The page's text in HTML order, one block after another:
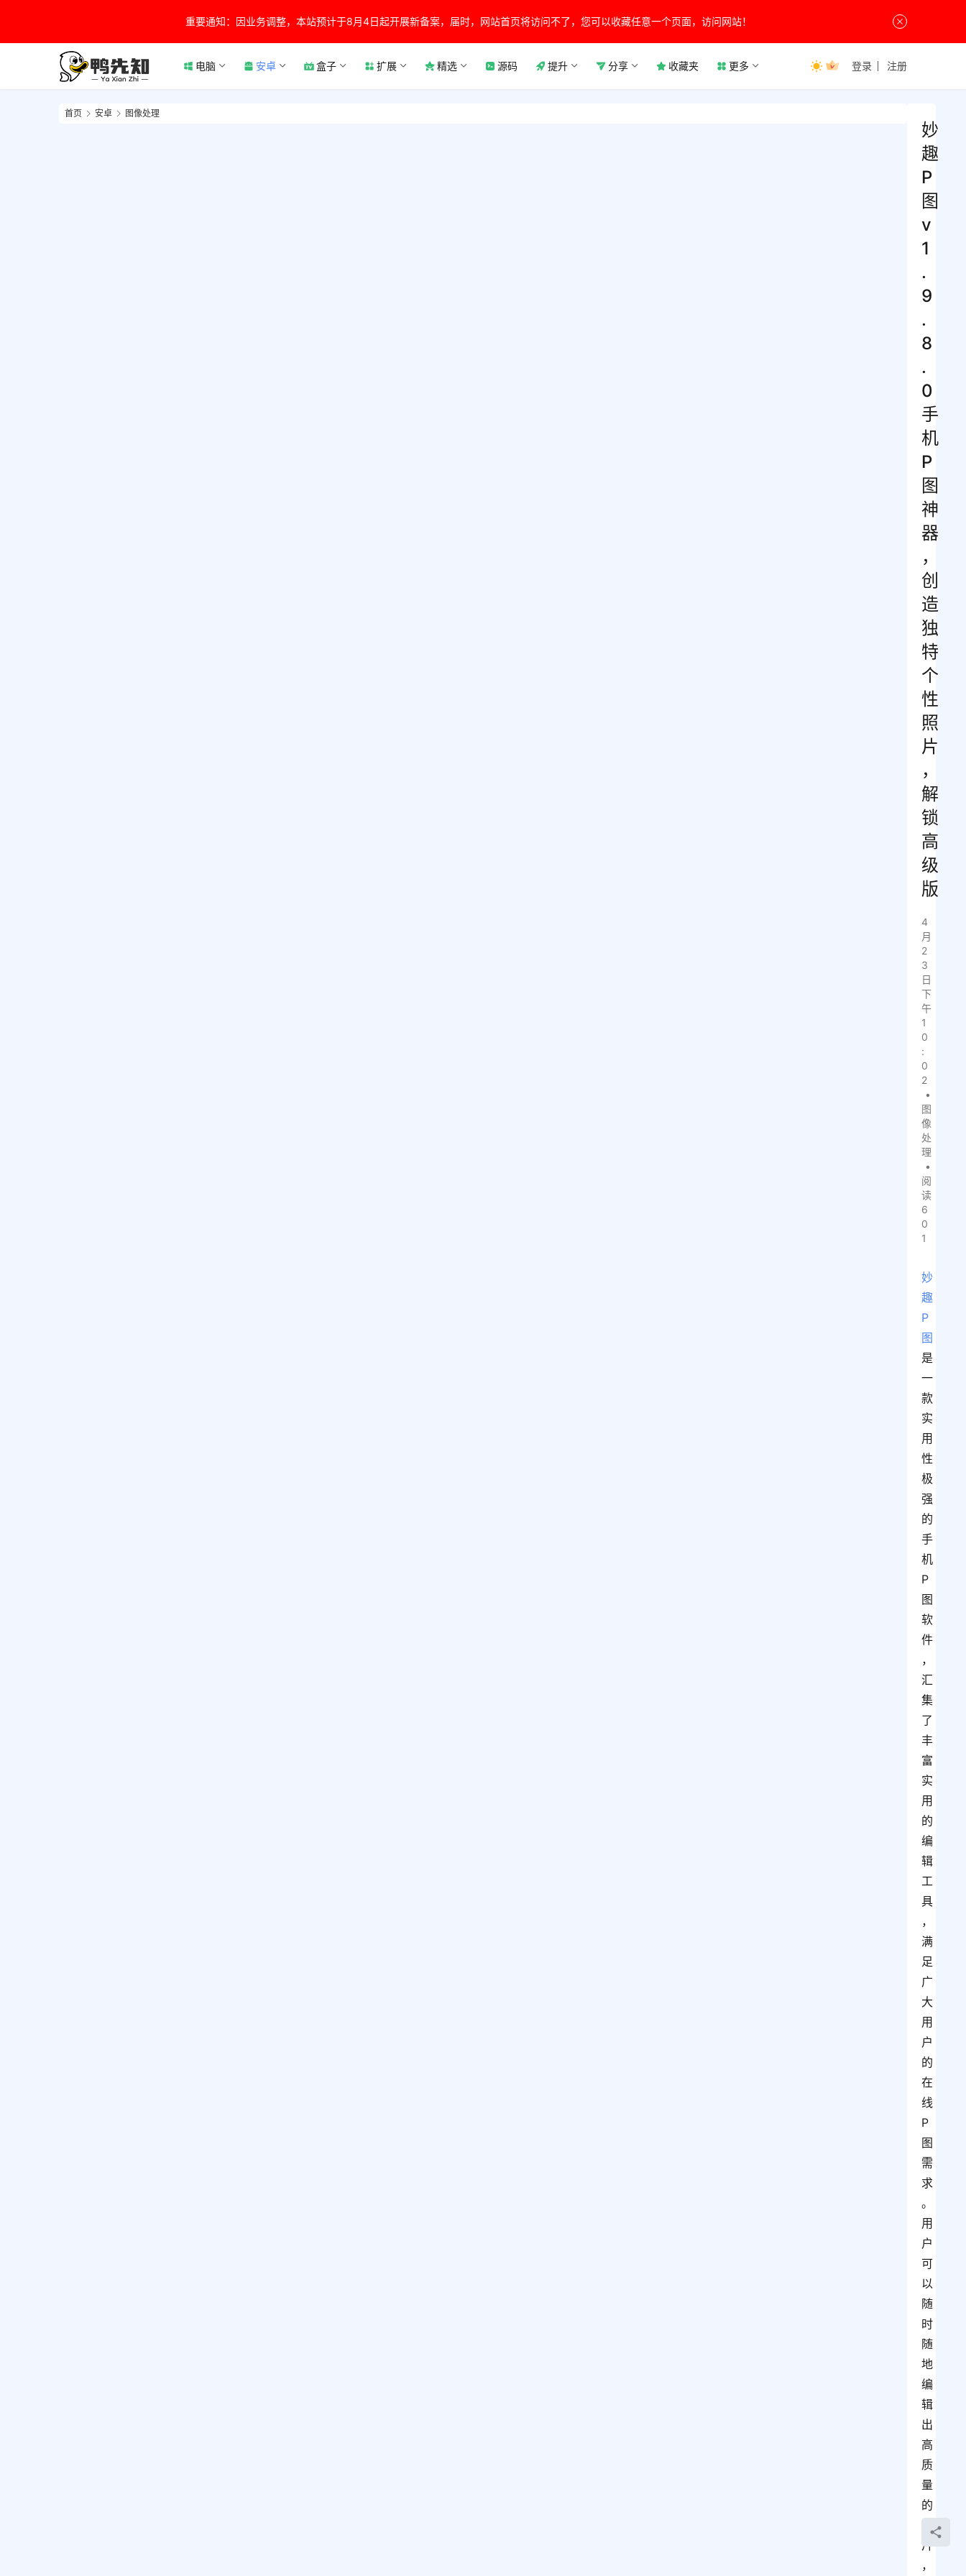
重要通知：因业务调整，本站预计于8月4日起开展新备案，届时，网站首页将访问不了，您可以收藏任意一个页面，访问网站！
电脑 安卓 盒子 扩展 精选 源码 提升 分享 收藏夹 更多 登录 注册
首页 安卓 图像处理
妙
趣
P
图
v
1
.
9
.
8
.
0
手
机
P
图
神
器
，
创
造
独
特
个
性
照
片
，
解
锁
高
级
版
4
月
2
3
日
下
午
1
0
:
0
2
•
图
像
处
理
•
阅
读
6
0
1
妙
趣
P
图
是
一
款
实
用
性
极
强
的
手
机
P
图
软
件
，
汇
集
了
丰
富
实
用
的
编
辑
工
具
，
满
足
广
大
用
户
的
在
线
P
图
需
求
。
用
户
可
以
随
时
随
地
编
辑
出
高
质
量
的
片
，